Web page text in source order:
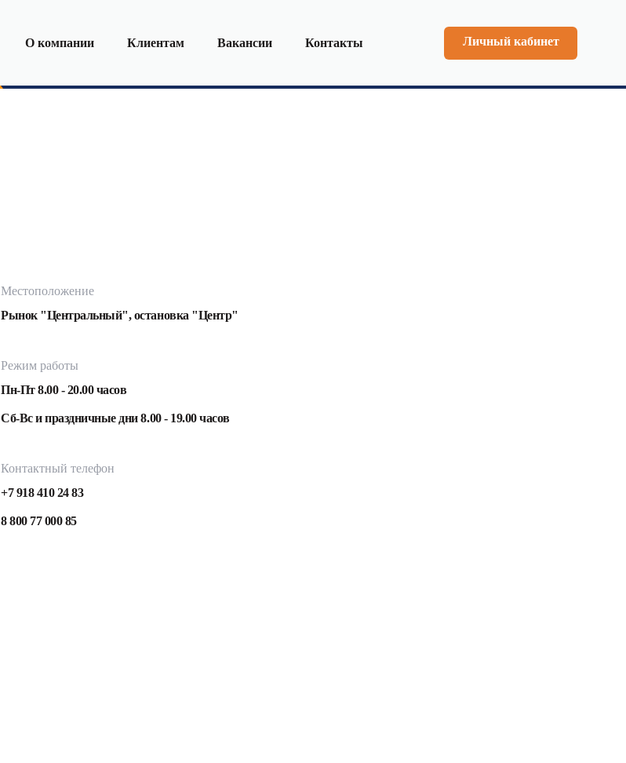
О компании Клиентам Вакансии Контакты Личный кабинет
Местоположение
Рынок "Центральный", остановка "Центр"
Режим работы
Пн-Пт 8.00 - 20.00 часов
Сб-Вс и праздничные дни 8.00 - 19.00 часов
Контактный телефон
+7 918 410 24 83
8 800 77 000 85